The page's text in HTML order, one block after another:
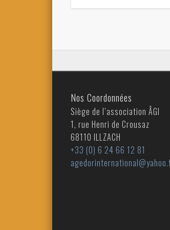
Nos Coordonnées
Siège de l’association ÂGI
1, rue Henri de Crousaz
68110 ILLZACH
+33 (0) 6 24 66 12 81